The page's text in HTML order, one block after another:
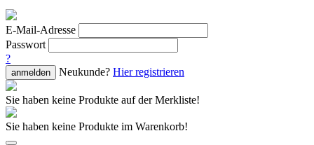
E-Mail-Adresse
Passwort
?
anmelden Neukunde? Hier registrieren
Sie haben keine Produkte auf der Merkliste!
Sie haben keine Produkte im Warenkorb!